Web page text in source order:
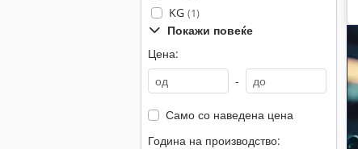
KG (1)
Покажи повеќе
Цена:
-
Само со наведена цена
Година на производство: